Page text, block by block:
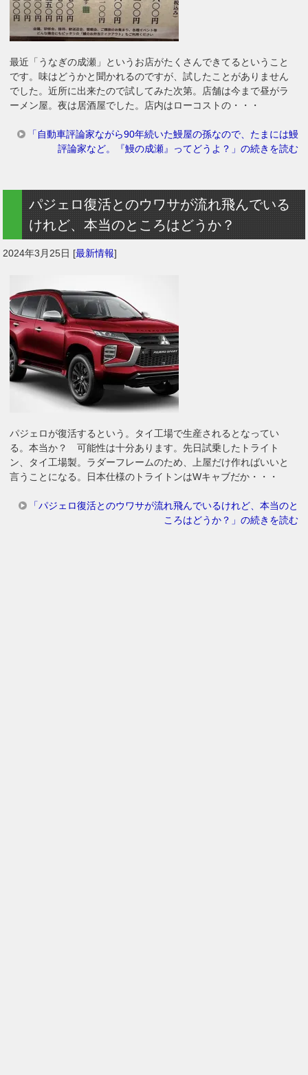
最近「うなぎの成瀬」というお店がたくさんできてるということ
です。味はどうかと聞かれるのですが、試したことがありません
でした。近所に出来たので試してみた次第。店舗は今まで昼がラ
ーメン屋。夜は居酒屋でした。店内はローコストの・・・
「自動車評論家ながら90年続いた鰻屋の孫なので、たまには鰻
評論家など。『鰻の成瀬』ってどうよ？」の続きを読む
パジェロ復活とのウワサが流れ飛んでいる
けれど、本当のところはどうか？
2024年3月25日 [最新情報]
パジェロが復活するという。タイ工場で生産されるとなってい
る。本当か？ 可能性は十分あります。先日試乗したトライト
ン、タイ工場製。ラダーフレームのため、上屋だけ作ればいいと
言うことになる。日本仕様のトライトンはWキャブだか・・・
「パジェロ復活とのウワサが流れ飛んでいるけれど、本当のと
ころはどうか？」の続きを読む